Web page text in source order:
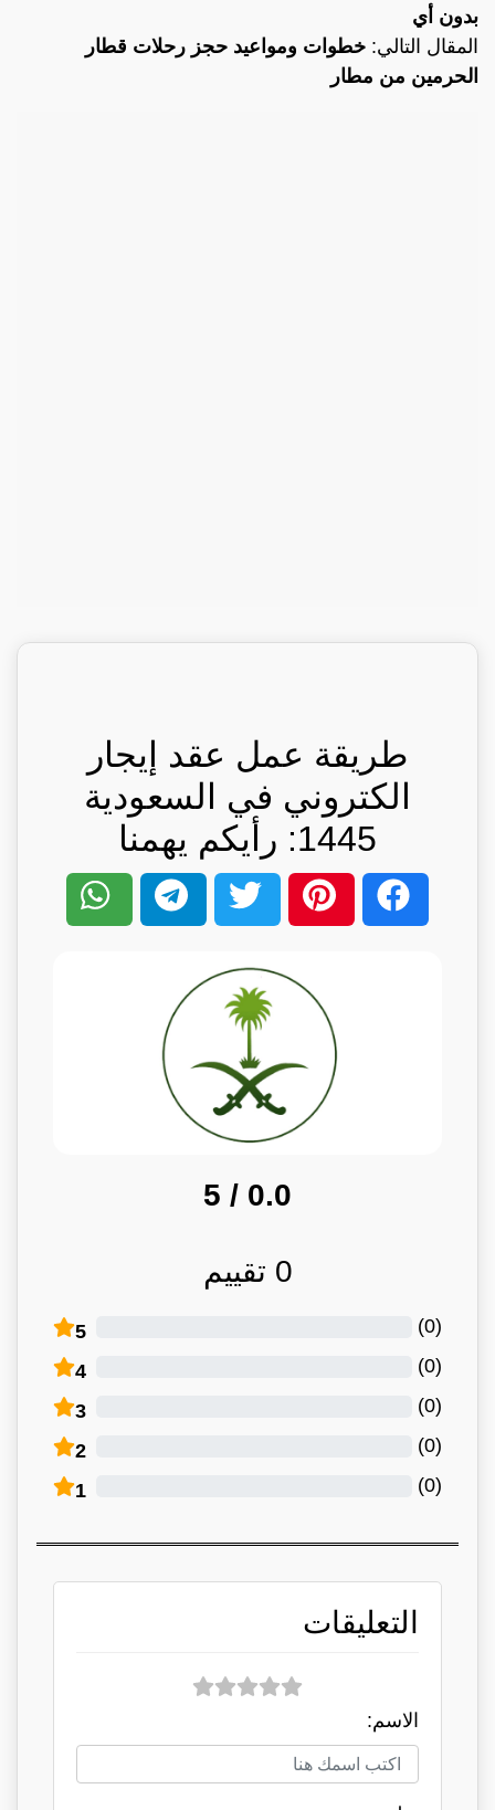
بدون أي
المقال التالي: خطوات ومواعيد حجز رحلات قطار
الحرمين من مطار
طريقة عمل عقد إيجار
الكتروني في السعودية
1445: رأيكم يهمنا
0.0
/ 5
0 تقييم
5 (
0
)
4 (
0
)
3 (
0
)
2 (
0
)
1 (
0
)
التعليقات
الاسم: